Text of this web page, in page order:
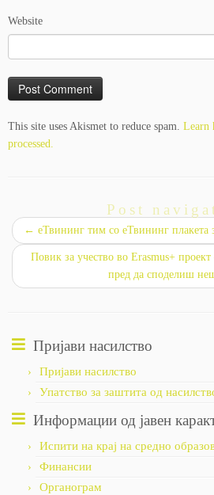
Website
This site uses Akismet to reduce spam. Learn
processed.
Post
← еТвининг тим со еТвининг плакета
Повик за учество во Erаsmus+
пред да споделиш
Пријави насилство
Пријави насилство
Упатство за заштита од
Информации од јавен
Испити на крај на средно
Финансии
Органограм